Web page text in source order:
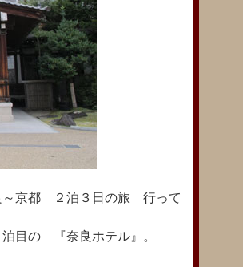
京都 ２泊３日の旅 行って
目の 『奈良ホテル』。